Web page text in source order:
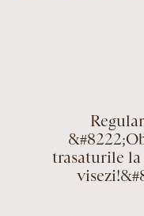
trasaturile la